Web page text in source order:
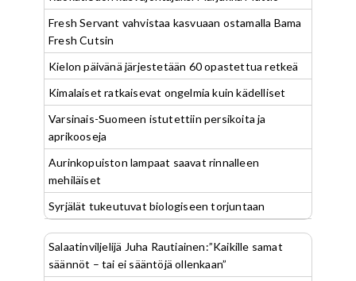
Fresh Servant vahvistaa kasvuaan ostamalla Bama
Fresh Cutsin
Kielon päivänä järjestetään 60 opastettua retkeä
Kimalaiset ratkaisevat ongelmia kuin kädelliset
Varsinais-Suomeen istutettiin persikoita ja
aprikooseja
Aurinkopuiston lampaat saavat rinnalleen
mehiläiset
Syrjälät tukeutuvat biologiseen torjuntaan
Salaatinviljelijä Juha Rautiainen:”Kaikille samat
säännöt – tai ei sääntöjä ollenkaan”